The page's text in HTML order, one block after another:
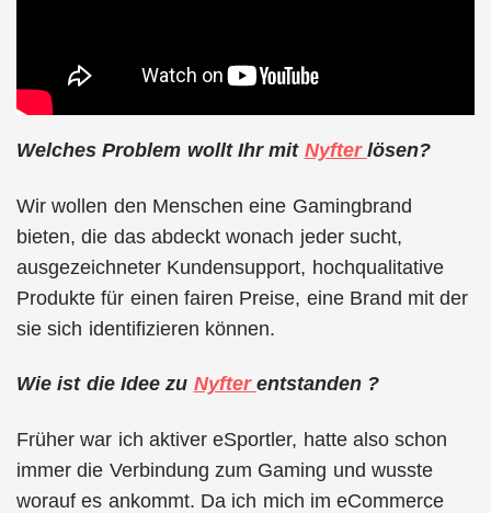
Welches Problem wollt Ihr mit Nyfter lösen?
Wir wollen den Menschen eine Gamingbrand
bieten, die das abdeckt wonach jeder sucht,
ausgezeichneter Kundensupport, hochqualitative
Produkte für einen fairen Preise, eine Brand mit der
sie sich identifizieren können.
Wie ist die Idee zu Nyfter entstanden ?
Früher war ich aktiver eSportler, hatte also schon
immer die Verbindung zum Gaming und wusste
worauf es ankommt. Da ich mich im eCommerce